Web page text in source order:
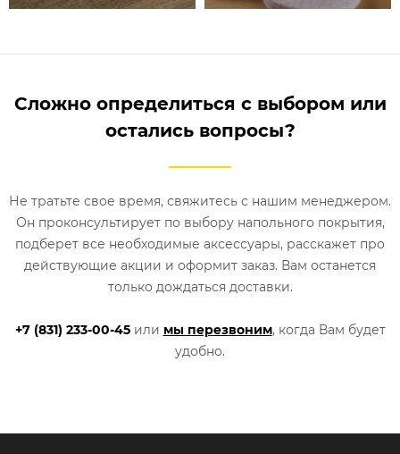
Сложно определиться с выбором или
остались вопросы?
Не тратьте свое время, свяжитесь с нашим менеджером.
Он проконсультирует по выбору напольного покрытия,
подберет все необходимые аксессуары, расскажет про
действующие акции и оформит заказ. Вам останется
только дождаться доставки.
+7 (831) 233-00-45или мы перезвоним, когда Вам будет
удобно.